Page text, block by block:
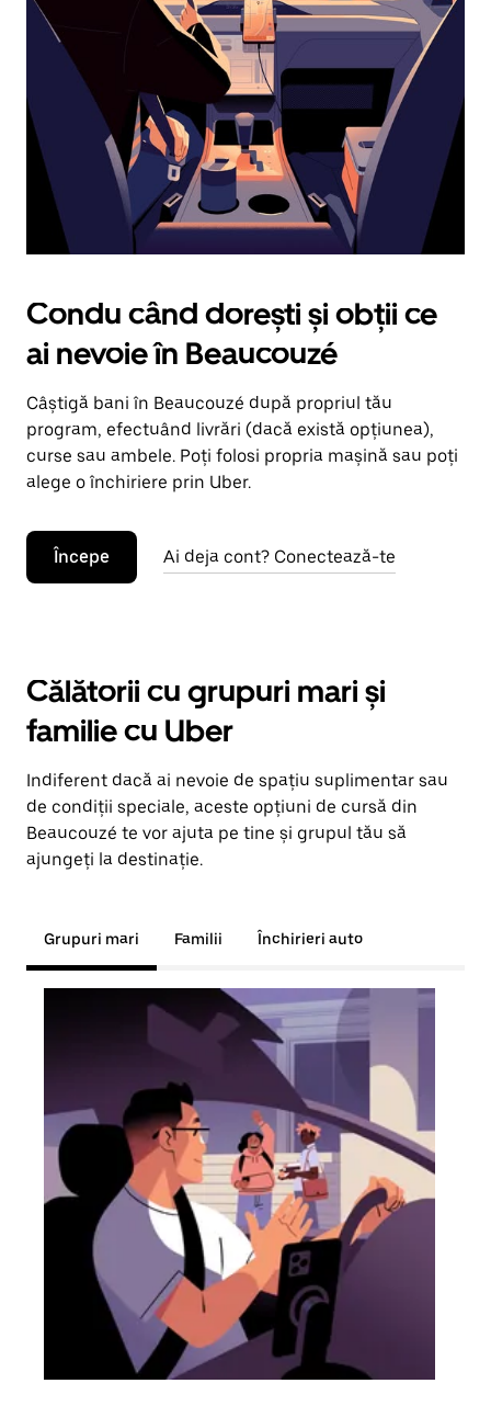
în
jos.
Închide
calendarul
apăsând
pe
butonul
Escape.
Condu când dorești și obții ce
ai nevoie în Beaucouzé
Câștigă bani în Beaucouzé după propriul tău
program, efectuând livrări (dacă există opțiunea),
curse sau ambele. Poți folosi propria mașină sau poți
alege o închiriere prin Uber.
Începe Ai deja cont? Conectează-te
Călătorii cu grupuri mari și
familie cu Uber
Indiferent dacă ai nevoie de spațiu suplimentar sau
de condiții speciale, aceste opțiuni de cursă din
Beaucouzé te vor ajuta pe tine și grupul tău să
ajungeți la destinație.
Grupuri mari Familii Închirieri auto